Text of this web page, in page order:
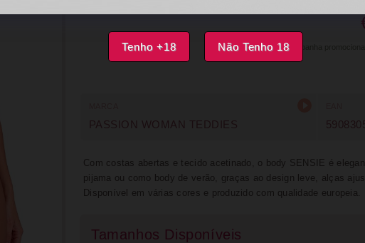
Tenho +18 Não Tenho 18Campanha
PASSION WOMAN TEDDIES
Com costas abertas e tecido acetinado, o body SENSIE é
pijama ou como body de verão, graças ao design leve, alças
Disponível em várias cores e produzido com qualidade europeia.
Tamanhos Disponíveis